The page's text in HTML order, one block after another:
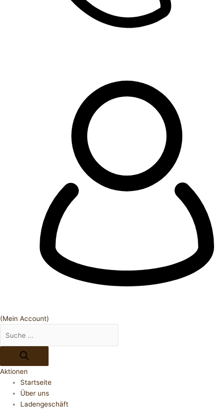
(Mein Account)
Aktionen
Startseite
Über uns
Ladengeschäft